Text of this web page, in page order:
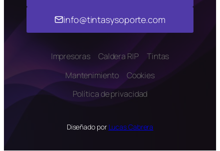
info@tintasysoporte.com
Impresoras Caldera RIP
Tintas
Mantenimiento
Cookies
Política de privacidad
Diseñado por Lucas Cabrera